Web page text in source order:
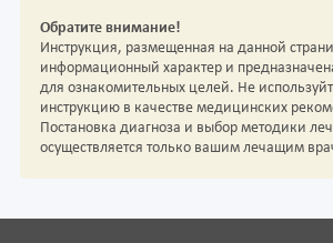
Обратите внимание!
Инструкция, размещенная на данной
информационный характер и
для ознакомительных целей. Не
инструкцию в качестве медицинских
Постановка диагноза и выбор методики
осуществляется только вашим лечащим